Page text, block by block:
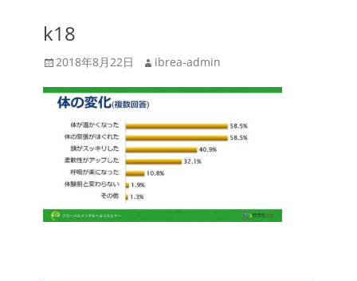
JAPAN
k18
投
日
2018年8月22日
投
者
ibrea-admin